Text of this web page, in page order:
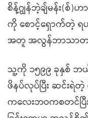
စိန့်ဂျွန်ဘဲ့ချ်မန်း(စ်)
ကို စောင့်ရှောက်တဲ့ ရဟ
အတူ အလွန်ဘာသာတရ
သူ့ကို ၁၅၉၉ ခုနှစ် ဘ
ဖိနပ်လုပ်ပြီး ဆင်းရဲတဲ့
ကလေးဘဝကစတင်ပြီး